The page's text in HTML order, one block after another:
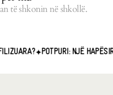
të shkonin në shkollë.
POTPURI: NJË HAPËSIRË E